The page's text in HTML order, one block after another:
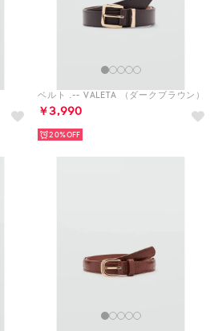
ベルト .-- VALETA （ダークブラウン）
￥3,990
20%